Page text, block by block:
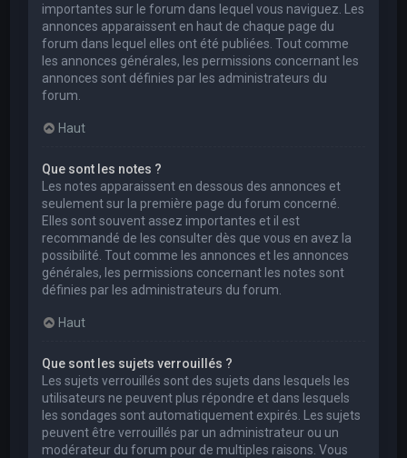
importantes sur le forum dans lequel vous naviguez. Les
annonces apparaissent en haut de chaque page du
forum dans lequel elles ont été publiées. Tout comme
les annonces générales, les permissions concernant les
annonces sont définies par les administrateurs du
forum.
Haut
Que sont les notes ?
Les notes apparaissent en dessous des annonces et
seulement sur la première page du forum concerné.
Elles sont souvent assez importantes et il est
recommandé de les consulter dès que vous en avez la
possibilité. Tout comme les annonces et les annonces
générales, les permissions concernant les notes sont
définies par les administrateurs du forum.
Haut
Que sont les sujets verrouillés ?
Les sujets verrouillés sont des sujets dans lesquels les
utilisateurs ne peuvent plus répondre et dans lesquels
les sondages sont automatiquement expirés. Les sujets
peuvent être verrouillés par un administrateur ou un
modérateur du forum pour de multiples raisons. Vous